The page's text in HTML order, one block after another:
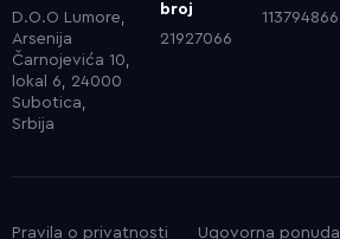
D.O.O Lumore,
Arsenija
Čarnojevića 10,
lokal 6, 24000
Subotica,
Srbija
broj
21927066
113794866
Pravila o privatnosti Ugovorna ponuda